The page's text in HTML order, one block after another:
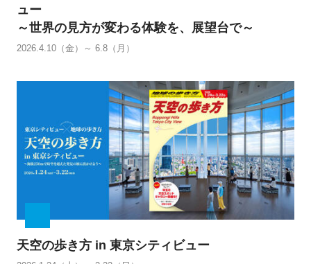
ュー
～世界の見方が変わる体験を、展望台で～
2026.4.10（金）～ 6.8（月）
天空の歩き方 in 東京シティビュー